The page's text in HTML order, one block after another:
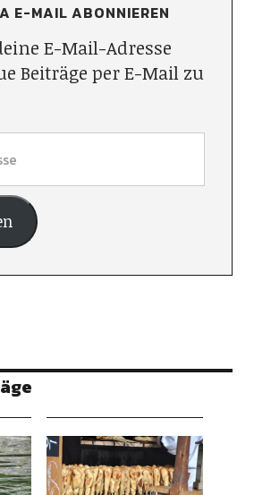
E-MAIL ABONNIEREN
E-Mail-Adresse
Beiträge per E-Mail zu